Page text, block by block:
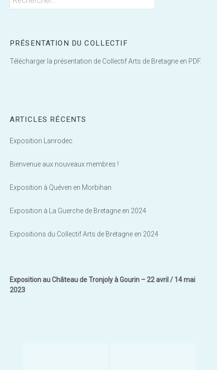
PRÉSENTATION DU COLLECTIF
Télécharger la présentation de Collectif Arts de Bretagne en PDF.
ARTICLES RÉCENTS
Exposition Lanrodec
Bienvenue aux nouveaux membres !
Exposition à Quéven en Morbihan
Exposition à La Guerche de Bretagne en 2024
Expositions du Collectif Arts de Bretagne en 2024
Exposition au Château de Tronjoly à Gourin – 22 avril / 14 mai
2023